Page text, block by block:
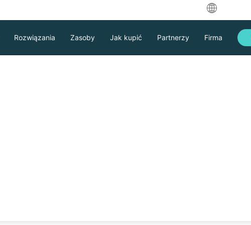
Rozwiązania Zasoby Jak kupić Partnerzy Firma
ochrona danych